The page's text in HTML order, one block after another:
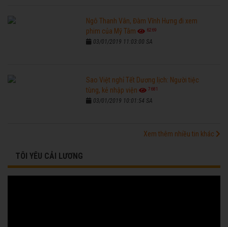
Ngô Thanh Vân, Đàm Vĩnh Hưng đi xem
phim của Mỹ Tâm
6269
03/01/2019 11:03:00 SA
Sao Việt nghỉ Tết Dương lịch: Người tiệc
tùng, kẻ nhập viện
7681
03/01/2019 10:01:54 SA
Xem thêm nhiều tin khác
TÔI YÊU CẢI LƯƠNG